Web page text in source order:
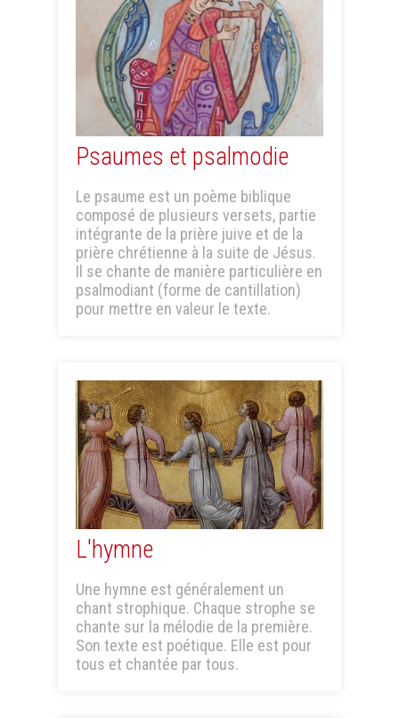
Psaumes et psalmodie
Le psaume est un poème biblique
composé de plusieurs versets, partie
intégrante de la prière juive et de la
prière chrétienne à la suite de Jésus.
Il se chante de manière particulière en
psalmodiant (forme de cantillation)
pour mettre en valeur le texte.
L'hymne
Une hymne est généralement un
chant strophique. Chaque strophe se
chante sur la mélodie de la première.
Son texte est poétique. Elle est pour
tous et chantée par tous.